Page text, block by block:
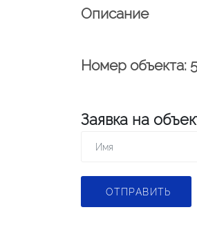
Описание
Номер объекта:
Заявка на
ОТПРАВИТЬ